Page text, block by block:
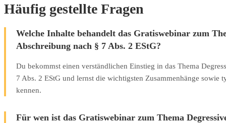
Häufig gestellte Fragen
Welche Inhalte behandelt das Gratiswebinar zum
Abschreibung nach § 7 Abs. 2 EStG?
Du bekommst einen verständlichen Einstieg in das Thema
7 Abs. 2 EStG und lernst die wichtigsten Zusammenhänge sowie
kennen.
Für wen ist das Gratiswebinar zum Thema